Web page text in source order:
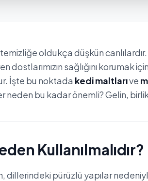
oldukça düşkün
sağlığını korumak
İşte bu noktada kedi maltlarıve
neden bu kadar önemli? Gelin,
Kullanılmalıdır?
dillerindeki pürüzlü yapılar